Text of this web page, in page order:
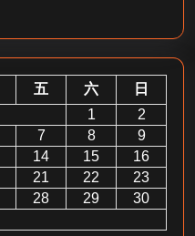
新
手
如
何
快
速
破
五 六
日
1
2
7 8
9
14 15
16
21 22
23
28 29
30